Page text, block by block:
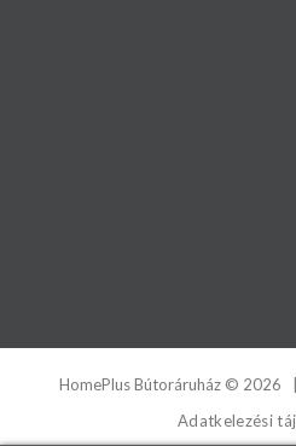
HomePlus Bútoráruház © 2026
Adatkelezési